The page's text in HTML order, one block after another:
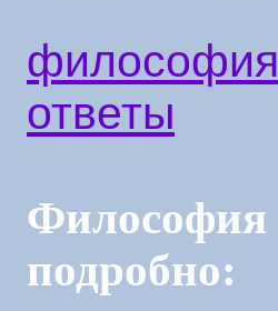
философия
ответы
Философия
подробно: